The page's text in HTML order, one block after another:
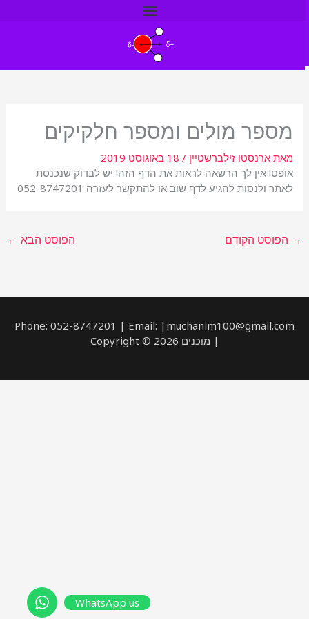
מספר מולים ומספר חלקיקים
מאת ארנסטו זילברשטיין / 18 באוגוסט 2019
אופס! אין לך הרשאה לראות את הדף הזה! יש לבדוק שנכנסת
לאתר ולנסות להגיע לדף שוב או להתקשר לעזרה 052-8747201
→ הפוסט הקודם הפוסט הבא ←
Phone: 052-8747201 | Email: |muchanim100@gmail.com
| מוכנים Copyright © 2026
WhatsApp us